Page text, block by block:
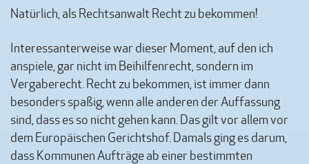
Natürlich, als Rechtsanwalt Recht zu bekommen!
Interessanterweise war dieser Moment, auf den ich
anspiele, gar nicht im Beihilfenrecht, sondern im
Vergaberecht. Recht zu bekommen, ist immer dann
besonders spaßig, wenn alle anderen der Auffassung
sind, dass es so nicht gehen kann. Das gilt vor allem vor
dem Europäischen Gerichtshof. Damals ging es darum,
dass Kommunen Aufträge ab einer bestimmten